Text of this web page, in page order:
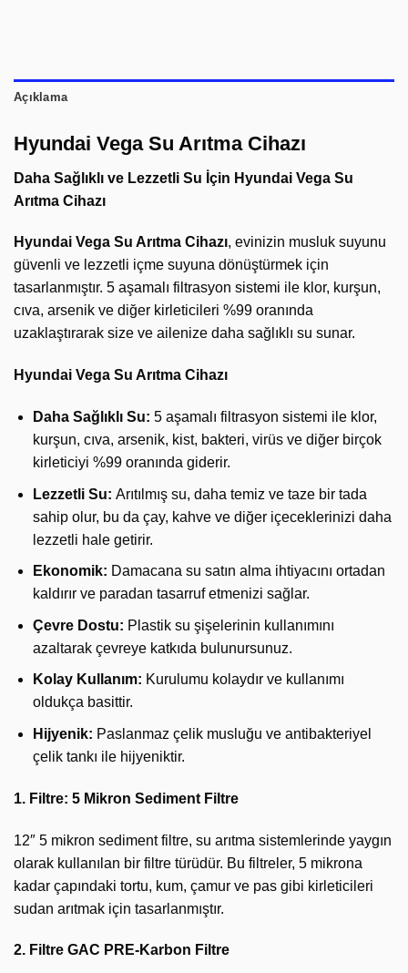
Açıklama
Hyundai Vega Su Arıtma Cihazı
Daha Sağlıklı ve Lezzetli Su İçin Hyundai Vega Su
Arıtma Cihazı
Hyundai Vega Su Arıtma Cihazı, evinizin musluk suyunu
güvenli ve lezzetli içme suyuna dönüştürmek için
tasarlanmıştır. 5 aşamalı filtrasyon sistemi ile klor, kurşun,
cıva, arsenik ve diğer kirleticileri %99 oranında
uzaklaştırarak size ve ailenize daha sağlıklı su sunar.
Hyundai Vega Su Arıtma Cihazı
Daha Sağlıklı Su: 5 aşamalı filtrasyon sistemi ile klor,
kurşun, cıva, arsenik, kist, bakteri, virüs ve diğer birçok
kirleticiyi %99 oranında giderir.
Lezzetli Su: Arıtılmış su, daha temiz ve taze bir tada
sahip olur, bu da çay, kahve ve diğer içeceklerinizi daha
lezzetli hale getirir.
Ekonomik: Damacana su satın alma ihtiyacını ortadan
kaldırır ve paradan tasarruf etmenizi sağlar.
Çevre Dostu: Plastik su şişelerinin kullanımını
azaltarak çevreye katkıda bulunursunuz.
Kolay Kullanım: Kurulumu kolaydır ve kullanımı
oldukça basittir.
Hijyenik: Paslanmaz çelik musluğu ve antibakteriyel
çelik tankı ile hijyeniktir.
1. Filtre: 5 Mikron Sediment Filtre
12″ 5 mikron sediment filtre, su arıtma sistemlerinde yaygın
olarak kullanılan bir filtre türüdür. Bu filtreler, 5 mikrona
kadar çapındaki tortu, kum, çamur ve pas gibi kirleticileri
sudan arıtmak için tasarlanmıştır.
2. Filtre GAC PRE-Karbon Filtre